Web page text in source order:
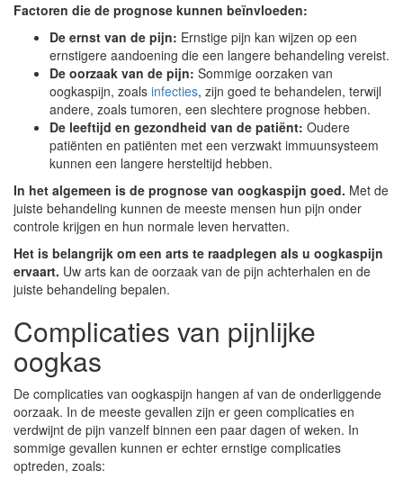
Factoren die de prognose kunnen beïnvloeden:
De ernst van de pijn: Ernstige pijn kan wijzen op een
ernstigere aandoening die een langere behandeling vereist.
De oorzaak van de pijn: Sommige oorzaken van
oogkaspijn, zoals infecties, zijn goed te behandelen, terwijl
andere, zoals tumoren, een slechtere prognose hebben.
De leeftijd en gezondheid van de patiënt: Oudere
patiënten en patiënten met een verzwakt immuunsysteem
kunnen een langere hersteltijd hebben.
In het algemeen is de prognose van oogkaspijn goed. Met de
juiste behandeling kunnen de meeste mensen hun pijn onder
controle krijgen en hun normale leven hervatten.
Het is belangrijk om een arts te raadplegen als u oogkaspijn
ervaart. Uw arts kan de oorzaak van de pijn achterhalen en de
juiste behandeling bepalen.
Complicaties van pijnlijke
oogkas
De complicaties van oogkaspijn hangen af van de onderliggende
oorzaak. In de meeste gevallen zijn er geen complicaties en
verdwijnt de pijn vanzelf binnen een paar dagen of weken. In
sommige gevallen kunnen er echter ernstige complicaties
optreden, zoals: